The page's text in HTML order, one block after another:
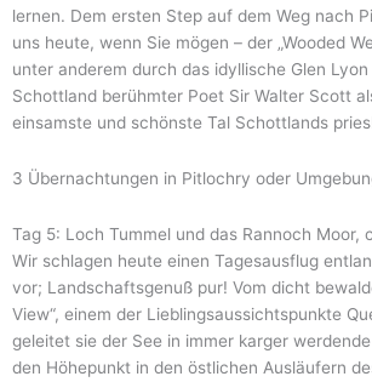
lernen. Dem ersten Step auf dem Weg nach
uns heute, wenn Sie mögen – der „Wooded
unter anderem durch das idyllische Glen
Schottland berühmter Poet Sir Walter Scott
einsamste und schönste Tal Schottlands
3 Übernachtungen in Pitlochry oder
Tag 5: Loch Tummel und das Rannoch Moor,
Wir schlagen heute einen Tagesausflug
vor; Landschaftsgenuß pur! Vom dicht
View“, einem der Lieblingsaussichtspunkte
geleitet sie der See in immer karger
den Höhepunkt in den östlichen Ausläufern